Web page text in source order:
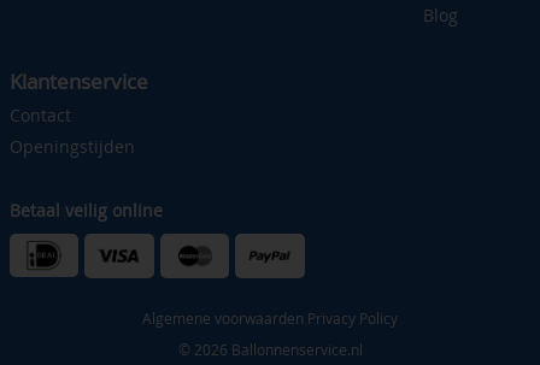
Blog
Klantenservice
Contact
Openingstijden
Betaal veilig online
Algemene voorwaarden Privacy Policy
© 2026 Ballonnenservice.nl